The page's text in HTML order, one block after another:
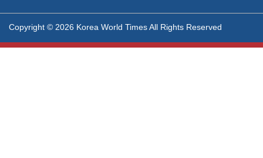
Copyright © 2026 Korea World Times All Rights Reserved